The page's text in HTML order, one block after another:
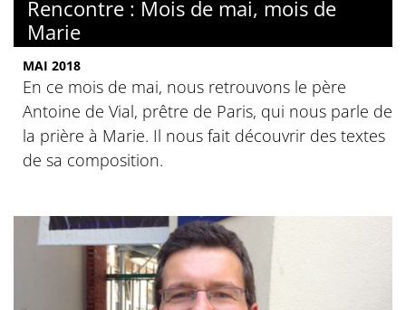
Rencontre : Mois de mai, mois de
Marie
MAI 2018
En ce mois de mai, nous retrouvons le père
Antoine de Vial, prêtre de Paris, qui nous parle de
la prière à Marie. Il nous fait découvrir des textes
de sa composition.